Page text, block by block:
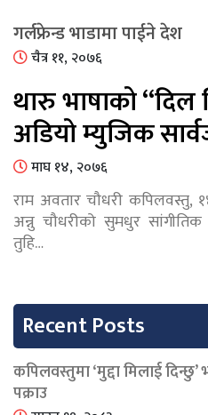
गर्लफ्रेन्ड भाडामा पाईने देश
चैत्र ११, २०७६
थारु भाषाको
अडियो म्युजिक
माघ १४, २०७६
राम अवतार चौधरी कपिलवस्तु,
अन्नु चौधरीको सुमधुर
तुहि…
Recent Posts
कपिलवस्तुमा ‘मुद्दा मिलाई
पक्राउ